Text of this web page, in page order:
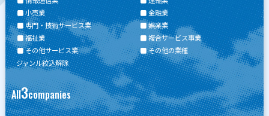
小売業
金融業
専門・技術サービス業
娯楽業
福祉業
複合サービス事業
その他サービス業
その他の業種
ジャンル絞込解除
All3companies